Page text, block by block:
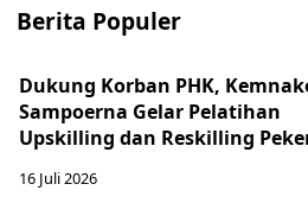
Berita Populer
Dukung Korban PHK,
Sampoerna Gelar Pelatihan
Upskilling dan Reskilling
16 Juli 2026